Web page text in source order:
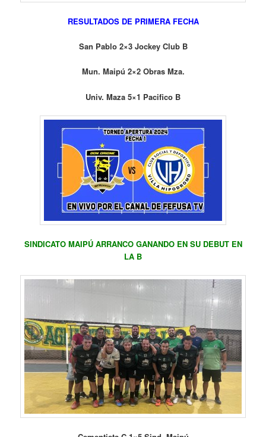
RESULTADOS DE PRIMERA FECHA
San Pablo 2×3 Jockey Club B
Mun. Maipú 2×2 Obras Mza.
Univ. Maza 5×1 Pacifico B
SINDICATO MAIPÚ ARRANCO GANANDO EN SU DEBUT EN
LA B